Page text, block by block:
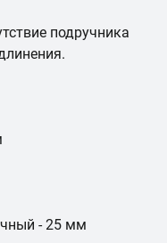
подручника
- 25 мм